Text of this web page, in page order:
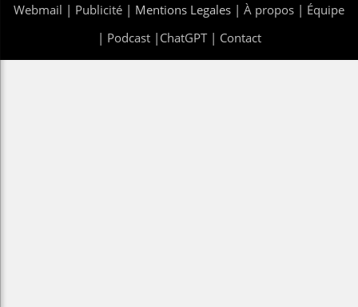
Webmail | Publicité | Mentions Legales | À propos | Équipe
| Podcast| ChatGPT| Contact